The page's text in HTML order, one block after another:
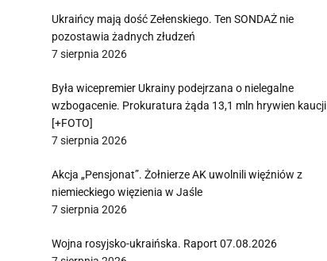
Ukraińcy mają dość Zełenskiego. Ten SONDAŻ nie
pozostawia żadnych złudzeń
7 sierpnia 2026
Była wicepremier Ukrainy podejrzana o nielegalne
wzbogacenie. Prokuratura żąda 13,1 mln hrywien kaucji
[+FOTO]
7 sierpnia 2026
Akcja „Pensjonat”. Żołnierze AK uwolnili więźniów z
niemieckiego więzienia w Jaśle
7 sierpnia 2026
Wojna rosyjsko-ukraińska. Raport 07.08.2026